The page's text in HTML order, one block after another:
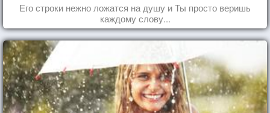
Его строки нежно ложатся на душу и Ты просто веришь
каждому слову...